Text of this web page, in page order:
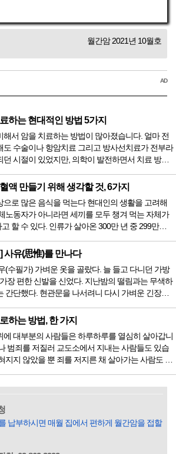
월간암 2021년 10월호
AD
하는 현대적인 방법 5가지
해서 암을 치료하는 방법이 많아졌습니다. 얼마 전
도 수술이나 항암치료 그리고 방사선치료가 전부라
던 시절이 있었지만, 의학이 발전하면서 치료 방법
을 치료하는 방법이 하나 더 추가되었습니다. 중입
받기 위해서는 일본이나 독일 등 중입자 치료기가
에 가서 힘들게 치료받았지만 얼마 전 국내 도입 후
환자를 시작으로 중입자 치료기가 가동되었습니다.
가 한정되어 모든 암 환자가 중입자 치료를 받을 수
치료...
액 만들기 위해 생각할 것, 6가지
으로 많은 음식을 먹는다 현대인의 생활을 고려해
노동자가 아니라면 세끼를 모두 챙겨 먹는 자체가
할 수 있다. 인류가 살아온 300만 년 중 299만
관적으로 음식을 섭취한다. 게다가 밤늦은 시간까지
거나, 아침에 식욕이 없는데도 ‘아침을 먹어야 하루
다’라는 이야기에 사로잡혀 억지로 먹는 경우가 많
없다는 느낌은 본능이 보내는 신호다. 즉 먹어도 소
없다거나 더 이상 먹으면 혈액 안에 잉여물...
사유(思惟)를 만나다
(수필가) 가벼운 옷을 골랐다. 늘 들고 다니던 가방
장 편한 신발을 신었다. 지난밤의 떨림과는 무색하
간단했다. 현관문을 나서려니 다시 가벼운 긴장감
기 전. 그 특유의 무대 냄새를 맡았을 때의 긴장감 같
다. 두 금동 미륵 반가사유상을 만나러 가는 길은 그
된 것은 몇 해 전이었다.
행인으로 독자에게 선보일 좋은 콘텐츠를 고민하던
화재를 하나씩 소개하고자...
하는 방법, 한 가지
에 대부분의 사람들은 하루하루를 열심히 살아갑니
범죄를 저질러 교도소에서 지내는 사람들도 있습
지지 않았을 뿐 죄를 저지른 채 살아가는 사람도 있
것입니다. 미꾸라지 한 마리가 시냇물을 흐린다는
저 허투루 생기지는 않은 듯합니다. 대부분의 사람
히 살아갑니다. 그렇다고 97%의 사람들이 모두 착
납부하시면 매월 집에서 편하게 월간암을 접할